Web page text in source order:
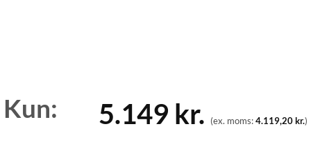
Kun: 5.149 kr. (ex. moms:4.119,20kr.)